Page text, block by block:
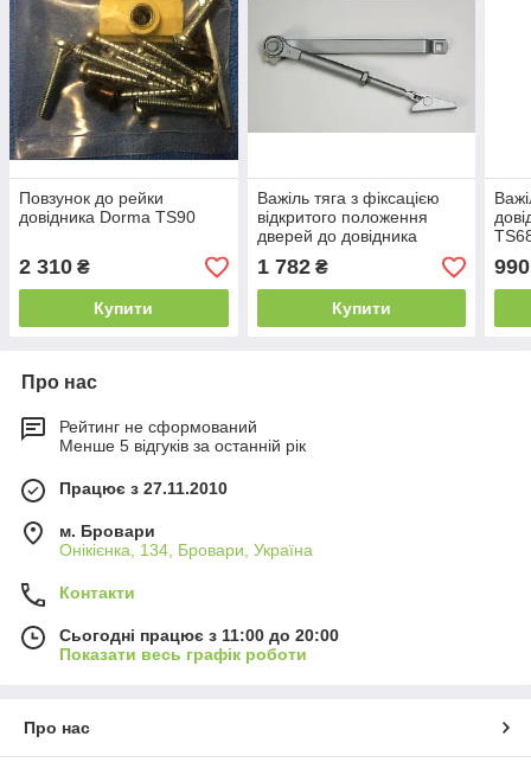
Повзунок до рейки
довідника Dorma TS90
2 310 ₴
Купити
Важіль тяга з фіксацією
відкритого положення
дверей до довідника
Dorma TS68, TS77
1 782₴
Купити
990
Про нас
Рейтинг не сформований
Менше 5 відгуків за останній рік
Працює з 27.11.2010
м. Бровари
Онікієнка, 134, Бровари, Україна
Контакти
Сьогодні працює з 11:00 до 20:00
Показати весь графік роботи
Про нас